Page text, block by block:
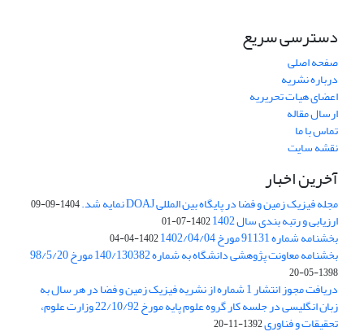
دسترسی سریع
صفحه اصلی
درباره نشریه
اعضای هیات تحریریه
ارسال مقاله
تماس با ما
نقشه سایت
آخرین اخبار
مجله فیزیک زمین و فضا در پایگاه بین المللی DOAJ نمایه شد. 1404-09-09
ارزیابی و رتبه بندی سال 1402 1402-07-01
بخشنامه شماره 91131 مورخ 1402/04/04 1402-04-04
بخشنامه معاونت پژوهشی دانشگاه به شماره 140/130382 مورخ 98/5/20
1398-05-20
دریافت مجوز انتشار 1 شماره از نشریه فیزیک زمین و فضا در هر سال به
زبان انگلیسی در جلسه کار گروه علوم پایه مورخ 22/10/92 وزارت علوم،
تحقیقات و فناوری1392-11-20